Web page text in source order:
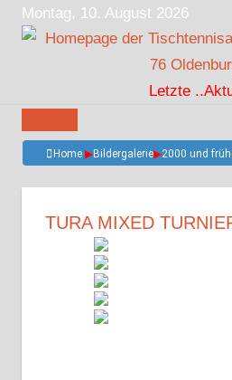
Zum
Inhalt
Montag, 10. August 2026
Letzte
Home ▶Bildergalerie▶2000 und
TURA MIXED